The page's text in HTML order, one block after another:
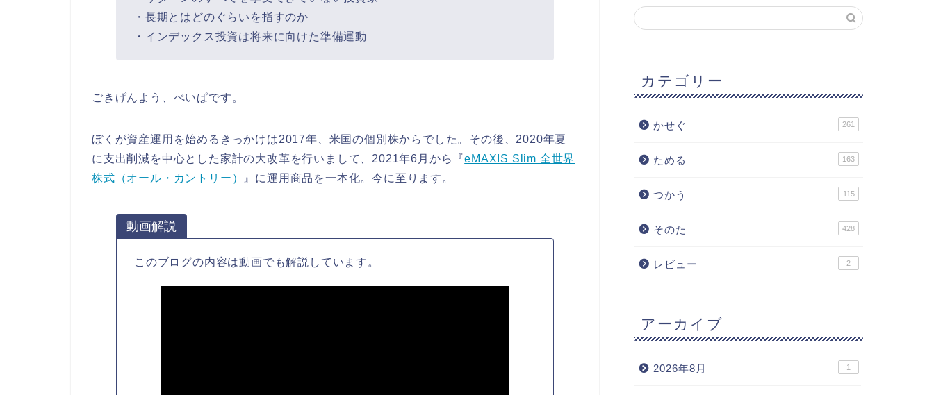
・長期とはどのぐらいを指すのか
・インデックス投資は将来に向けた準備運動
ごきげんよう、ぺいぱです。
ぼくが資産運用を始めるきっかけは2017年、米国の個別株からでした。その後、2020年夏
に支出削減を中心とした家計の大改革を行いまして、2021年6月から『eMAXIS Slim 全世界
株式（オール・カントリー）
』に運用商品を一本化。今に至ります。
動画解説
このブログの内容は動画でも解説しています。
カテゴリー
かせぐ 261
ためる 163
つかう 115
そのた 428
レビュー 2
アーカイブ
2026年8月 1